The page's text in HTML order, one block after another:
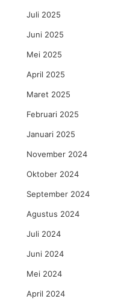
Juli 2025
Juni 2025
Mei 2025
April 2025
Maret 2025
Februari 2025
Januari 2025
November 2024
Oktober 2024
September 2024
Agustus 2024
Juli 2024
Juni 2024
Mei 2024
April 2024